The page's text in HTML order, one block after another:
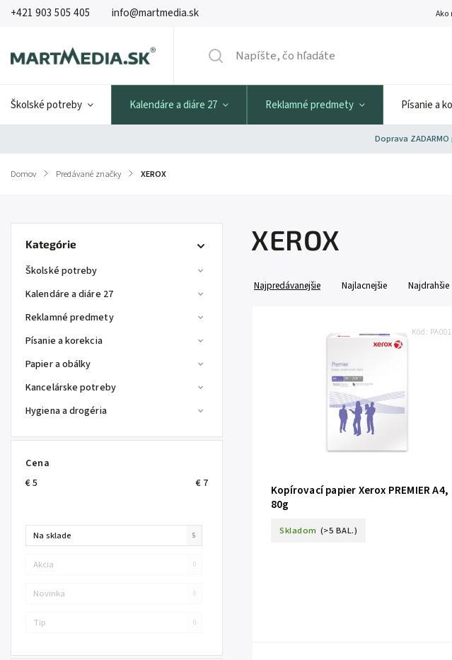
+421 903 505 405 info@martmedia.sk Ako
Školské potreby Kalendáre a diáre 27 Reklamné predmety Písanie a
Doprava
Domov / Predávané značky / XEROX
Kategórie
Školské potreby
Kalendáre a diáre 27
Reklamné predmety
Písanie a korekcia
Papier a obálky
Kancelárske potreby
Hygiena a drogéria
Cena
€5 € 7
Na sklade 5
Akcia 0
Novinka 0
Tip 0
XEROX
Najpredávanejšie Najlacnejšie Najdrahšie
Kopírovací papier Xerox PREMIER A4,
80g
Skladom (>5 BAL.)
Kód: